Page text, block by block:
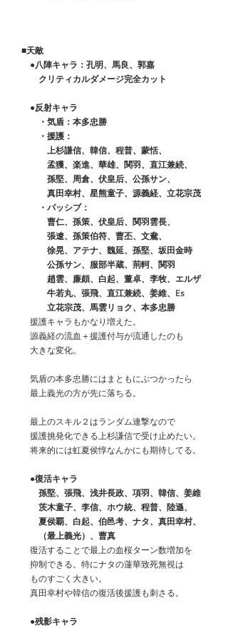
■天敵
●八陣キャラ：孔明、馬良、郭嘉
クリティカルダメージ完全カット
●反射キャラ
・気盾：本多忠勝
・援護：
上杉謙信、韓信、程普、蒙恬、
孟獲、楽進、華雄、関羽、直江兼続、
孫堅、周倉、伏皇后、公孫サン、
真田幸村、星熊童子、源義経、立花宗茂
・パッシブ：
曹仁、孫策、伏皇后、関羽雲長、
張遼、孫策伯符、曹丕、文鴦、
徐晃、アテナ、魏延、孫堅、坂田金時
公孫サン、服部半蔵、荊軻、関羽
趙雲、廉頗、白起、董卓、李牧、エルザ
牛若丸、張飛、直江兼続、姜維、Es
立花宗茂、馬雲リョク、本多忠勝
援護キャラもかなり増えた。
源義経の流血＋援護付与が流通したのも
大きな変化。
気盾の本多忠勝にはまともにぶつかったら
最上義光の方が先に落ちる。
最上のスキル２はランダム連撃なので
援護挑発化できる上杉謙信で受け止めたい。
将来的には虹夏侯惇なんかにも期待してる。
●復活キャラ
孫堅、張飛、浅井長政、項羽、韓信、姜維
茨木童子、李信、ホウ統、程普、陸遜、
夏侯覇、白起、伯邑考、ナタ、真田幸村、
（最上義光）、曹真
復活することで最上の血桜ターン数増加を
抑制できる。特にナタの蓮華致死無視は
ものすごく大きい。
真田幸村や韓信の復活後援護も刺さる。
●残影キャラ